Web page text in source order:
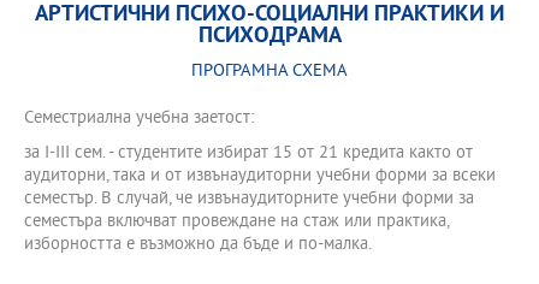
АРТИСТИЧНИ ПСИХО-СОЦИАЛНИ ПРАКТИКИ И
ПСИХОДРАМА
ПРОГРАМНА СХЕМА
Семестриална учебна заетост:
за І-III сем. - студентите избират 15 от 21 кредита както от
аудиторни, така и от извънаудиторни учебни форми за всеки
семестър. В случай, че извънаудиторните учебни форми за
семестъра включват провеждане на стаж или практика,
изборността е възможно да бъде и по-малка.